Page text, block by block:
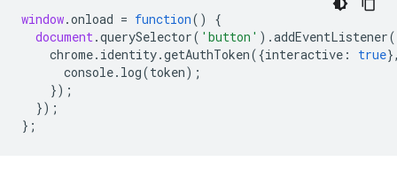
window.onload = function()
{
document.querySelector( 'button' ).addEventListener(
chrome. identity.getAuthToken({interactive : true
console. log(token);
});
});
};